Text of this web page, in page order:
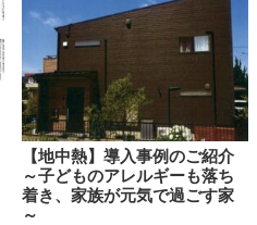
【地中熱】導入事例のご紹介
～子どものアレルギーも落ち
着き、家族が元気で過ごす家
～